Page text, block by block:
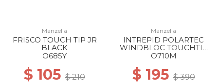
Manzella
FRISCO TOUCH TIP JR
BLACK
O685Y
$ 105 $ 210
Manzella
INTREPID POLARTEC
WINDBLOC TOUCHTIP
GLOVE MS BLACK
O710M
$ 195$ 390